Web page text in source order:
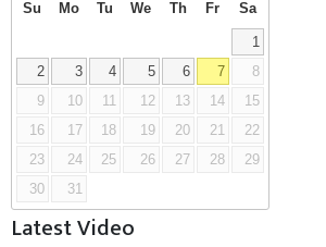
Su Mo Tu We Th Fr Sa
1
2
3 4 5 6 7
8
9
10 11 12 13 14
15
16
17 18 19 20 21
22
23
24 25 26 27 28
29
30
31
Latest Video